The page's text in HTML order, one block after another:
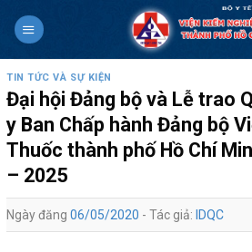
TIN TỨC VÀ SỰ KIỆN
Đại hội Đảng bộ và Lễ trao
y Ban Chấp hành Đảng bộ
Thuốc thành phố Hồ Chí
– 2025
Ngày đăng 06/05/2020 - Tác giả: IDQC